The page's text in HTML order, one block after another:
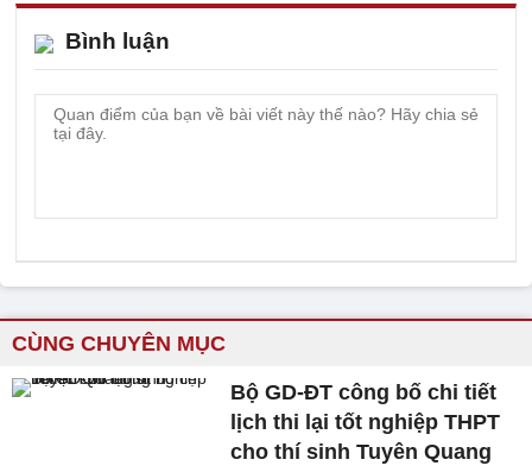
Bình luận
CÙNG CHUYÊN MỤC
Bộ GD-ĐT công bố chi tiết
lịch thi lại tốt nghiệp THPT
cho thí sinh Tuyên Quang